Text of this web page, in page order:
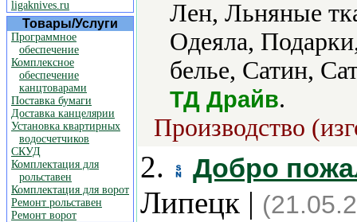
ligaknives.ru
Товары/Услуги
Программное
обеспечение
Комплексное
обеспечение
канцтоварами
Поставка бумаги
Доставка канцелярии
Установка квартирных
водосчетчиков
СКУД
Комплектация для
рольставен
Комплектация для ворот
Ремонт рольставен
Ремонт ворот
Лен, Льняные
Одеяла,
белье, Сатин,
ТД Драйв.
Производство
2. Добро
Липецк |